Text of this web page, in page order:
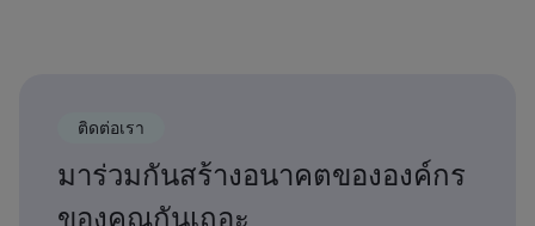
ติดต่อเรา
มาร่วมกันสร้างอนาคตขององค์กร
ของคุณกันเถอะ